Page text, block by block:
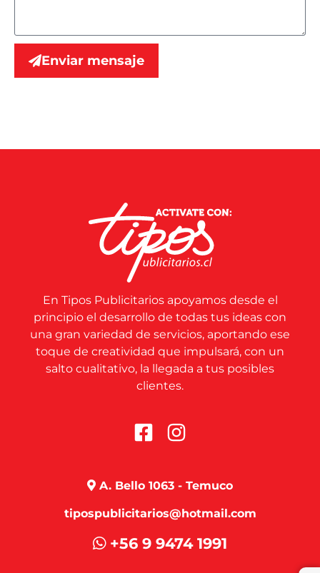
Enviar mensaje
En Tipos Publicitarios apoyamos desde el
principio el desarrollo de todas tus ideas con
una gran variedad de servicios, aportando ese
toque de creatividad que impulsará, con un
salto cualitativo, la llegada a tus posibles
clientes.
A. Bello 1063 - Temuco
tipospublicitarios@hotmail.com
+56 9 9474 1991